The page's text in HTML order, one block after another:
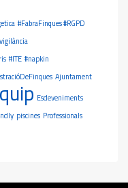
#FabraFinques #RGPD
#ITE #napkin
Ajuntament
Esdeveniments
piscines Professionals